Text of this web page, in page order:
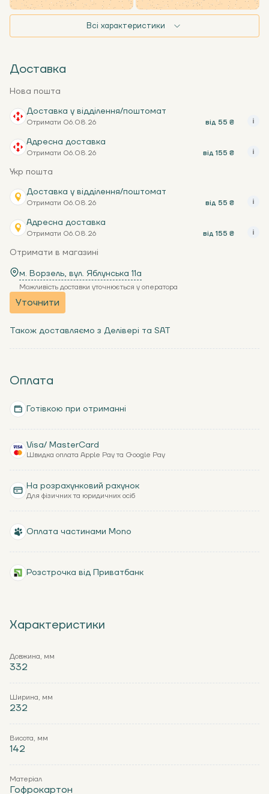
Характеристики
Довжина, мм
332
Ширина, мм
232
Висота, мм
142
Матеріал
Гофрокартон
Всі характеристики
Доставка
Нова пошта
Доставка у відділення/поштомат
Отримати 06.08.26 від 55 ₴
Адресна доставка
Отримати 06.08.26 від 155 ₴
Укр пошта
Доставка у відділення/поштомат
Отримати 06.08.26 від 55 ₴
Адресна доставка
Отримати 06.08.26 від 155 ₴
Отримати в магазині
м. Ворзель, вул. Яблунська 11a
Можливість доставки уточнюється у оператора
Уточнити
Також доставляємо з Делівері та SAT
Оплата
Готівкою при отриманні
Visa/ MasterCard
Швидка оплата Apple Pay та Google Pay
На розрахунковий рахунок
Для фізичних та юридичних осіб
Оплата частинами Mono
Розстрочка від Приватбанк